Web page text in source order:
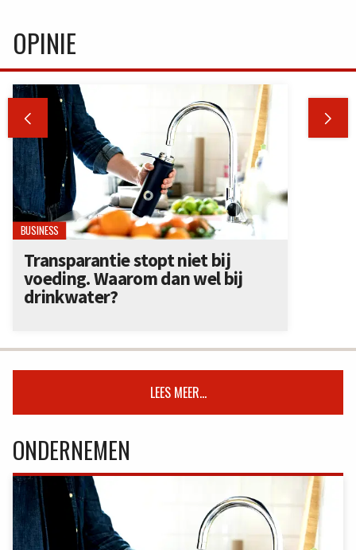
OPINIE
 
BUSINESS
Transparantie stopt niet bij
voeding. Waarom dan wel bij
drinkwater?
LEES MEER...
ONDERNEMEN